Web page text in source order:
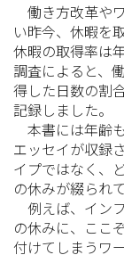
働き方改革や
い昨今、休暇を
休暇の取得率は
調査によると、
得した日数の割
記録しました。
本書には年齢
エッセイが収録
イプではなく、
の休みが綴られ
例えば、イン
の休みに、ここ
付けてしまうワ